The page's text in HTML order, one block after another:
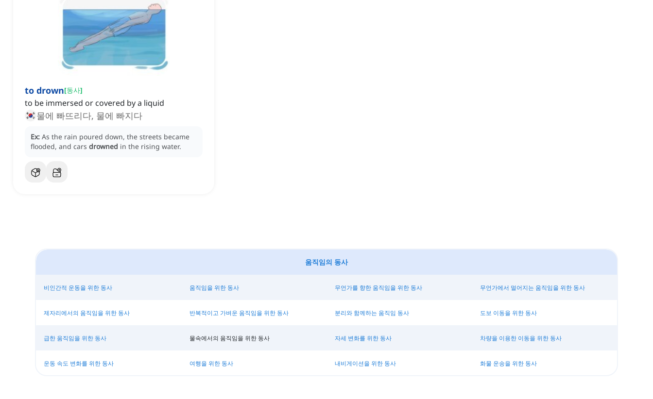
to drown[동사]
to be immersed or covered by a liquid
물에 빠뜨리다, 물에 빠지다
Ex: As the rain poured down, the streets became
flooded, and cars drowned in the rising water.
움직임의 동사
비인간적 운동을 위한 동사 움직임을 위한 동사 무언가를 향한 움직임을 위한 동사 무언가에서 멀어지는 움직임을 위한 동사
제자리에서의 움직임을 위한 동사 반복적이고 가벼운 움직임을 위한 동사 분리와 함께하는 움직임 동사 도보 이동을 위한 동사
급한 움직임을 위한 동사 물속에서의 움직임을 위한 동사 자세 변화를 위한 동사 차량을 이용한 이동을 위한 동사
운동 속도 변화를 위한 동사 여행을 위한 동사 내비게이션을 위한 동사 화물 운송을 위한 동사